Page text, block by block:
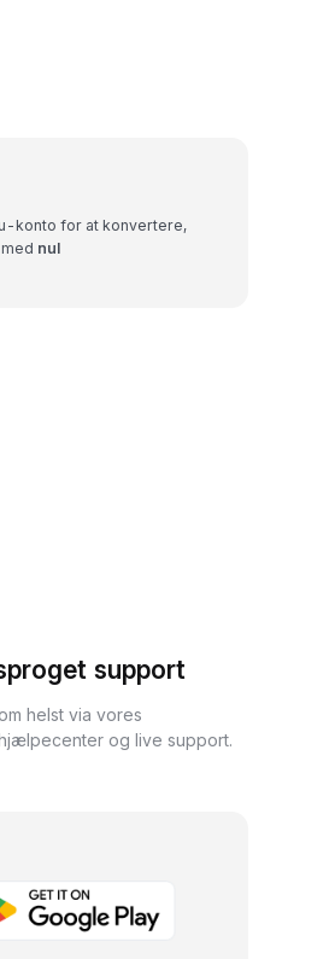
konto for at konvertere,
nul
support
helst via vores
og live support.